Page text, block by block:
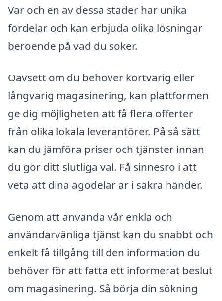
Var och en av dessa städer har unika
fördelar och kan erbjuda olika lösningar
beroende på vad du söker.
Oavsett om du behöver kortvarig eller
långvarig magasinering, kan plattformen
ge dig möjligheten att få flera offerter
från olika lokala leverantörer. På så sätt
kan du jämföra priser och tjänster innan
du gör ditt slutliga val. Få sinnesro i att
veta att dina ägodelar är i säkra händer.
Genom att använda vår enkla och
användarvänliga tjänst kan du snabbt och
enkelt få tillgång till den information du
behöver för att fatta ett informerat beslut
om magasinering. Så börja din sökning